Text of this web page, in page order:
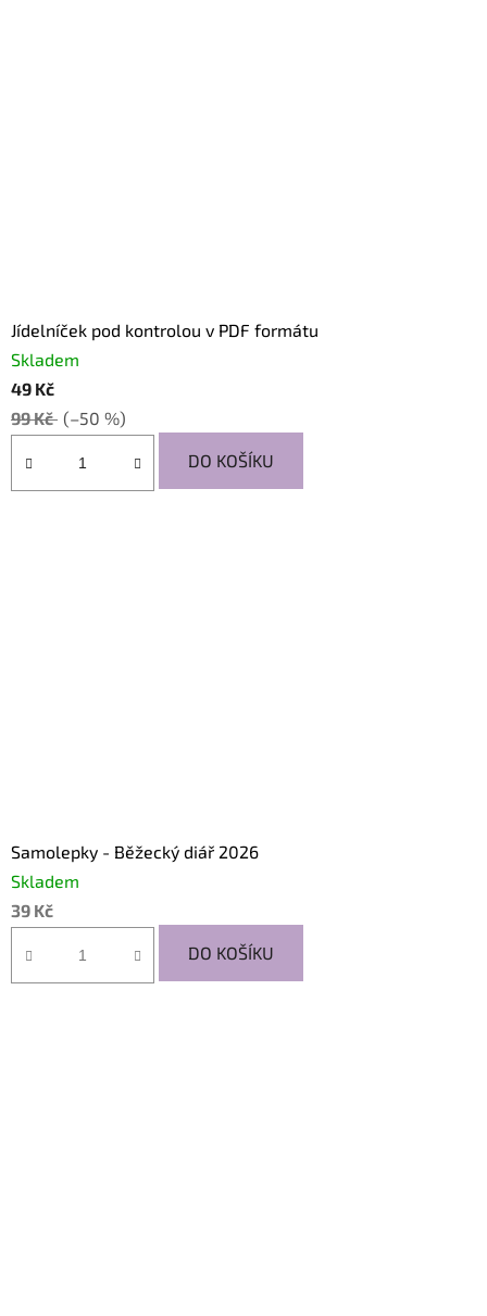
Jídelníček pod kontrolou v PDF formátu
Skladem
49 Kč
99 Kč (–50 %)
DO KOŠÍKU
Samolepky - Běžecký diář 2026
Skladem
39 Kč
DO KOŠÍKU